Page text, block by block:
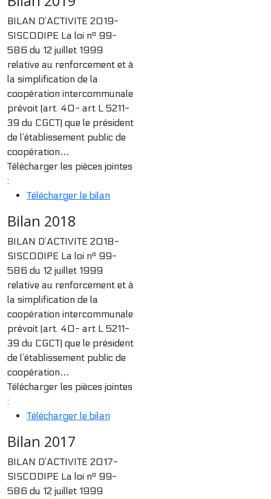
BILAN D’ACTIVITE 2019-
SISCODIPE La loi nº 99-
586 du 12 juillet 1999
relative au renforcement et à
la simplification de la
coopération intercommunale
prévoit (art. 40- art L 5211-
39 du CGCT) que le président
de l’établissement public de
coopération…
Télécharger les pièces jointes
:
Télécharger le bilan
Bilan 2018
BILAN D’ACTIVITE 2018-
SISCODIPE La loi nº 99-
586 du 12 juillet 1999
relative au renforcement et à
la simplification de la
coopération intercommunale
prévoit (art. 40- art L 5211-
39 du CGCT) que le président
de l’établissement public de
coopération…
Télécharger les pièces jointes
:
Télécharger le bilan
Bilan 2017
BILAN D’ACTIVITE 2017-
SISCODIPE La loi nº 99-
586 du 12 juillet 1999